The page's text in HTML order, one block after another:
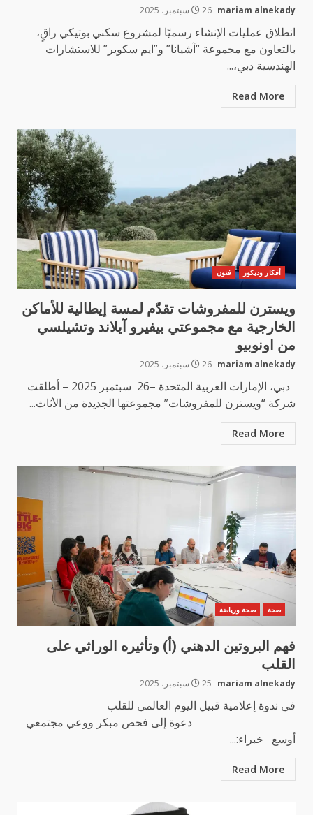
mariam alnekady 26 سبتمبر، 2025
انطلاق عمليات الإنشاء رسميًا لمشروع سكني بوتيكي راقٍ،
بالتعاون مع مجموعة “آشيانا” و”ايم سكوير” للاستشارات
الهندسية دبي،...
Read More
أفكار وديكور فنون
ويسترن للمفروشات تقدّم لمسة إيطالية للأماكن
الخارجية مع مجموعتي بيفيرو آيلاند وتشيلسي
من اونوبيو
mariam alnekady 26 سبتمبر، 2025
دبي، الإمارات العربية المتحدة –26 سبتمبر 2025 – أطلقت
شركة “ويسترن للمفروشات” مجموعتها الجديدة من الأثاث...
Read More
صحة صحة ورياضة
فهم البروتين الدهني (أ) وتأثيره الوراثي على
القلب
mariam alnekady 25 سبتمبر، 2025
في ندوة إعلامية قبيل اليوم العالمي للقلب
دعوة إلى فحص مبكر ووعي مجتمعي
أوسع خبراء:...
Read More